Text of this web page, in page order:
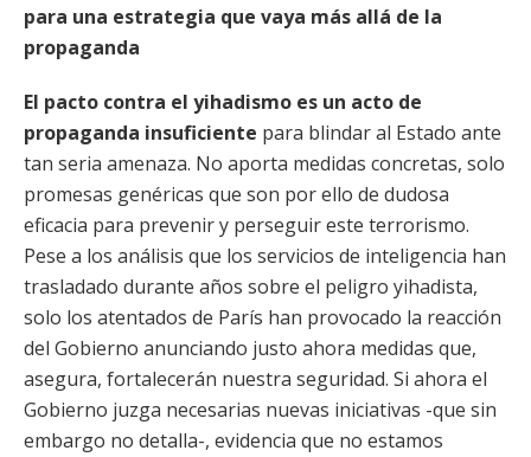
para una estrategia que vaya más allá de la
propaganda
El pacto contra el yihadismo es un acto de
propaganda insuficiente para blindar al Estado ante
tan seria amenaza. No aporta medidas concretas, solo
promesas genéricas que son por ello de dudosa
eficacia para prevenir y perseguir este terrorismo.
Pese a los análisis que los servicios de inteligencia han
trasladado durante años sobre el peligro yihadista,
solo los atentados de París han provocado la reacción
del Gobierno anunciando justo ahora medidas que,
asegura, fortalecerán nuestra seguridad. Si ahora el
Gobierno juzga necesarias nuevas iniciativas -que sin
embargo no detalla-, evidencia que no estamos